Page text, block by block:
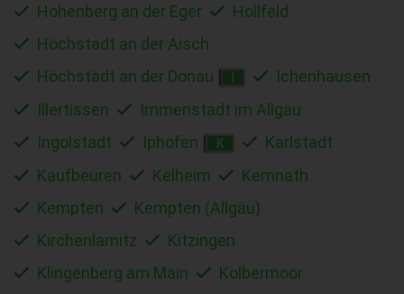
Hohenberg an der Eger
Hollfeld
Höchstadt an der Aisch
Höchstädt an der Donau
Ichenhausen
Illertissen
Immenstadt im Allgäu
Ingolstadt
Iphofen K
Karlstadt
Kaufbeuren
Kelheim
Kemnath
Kempten
Kempten (Allgäu)
Kirchenlamitz
Kitzingen
Klingenberg am Main
Kolbermoor